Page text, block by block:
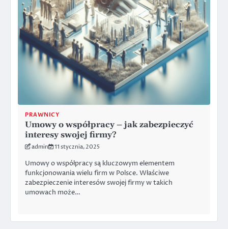
PRAWNICY
Umowy o współpracy – jak zabezpieczyć
interesy swojej firmy?
admin 11 stycznia, 2025
Umowy o współpracy są kluczowym elementem
funkcjonowania wielu firm w Polsce. Właściwe
zabezpieczenie interesów swojej firmy w takich
umowach może…